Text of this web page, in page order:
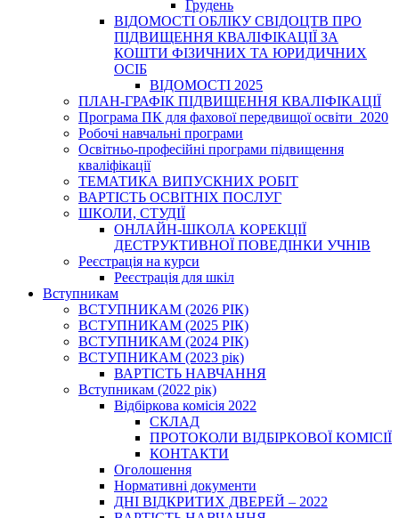
Грудень
ВІДОМОСТІ ОБЛІКУ СВІДОЦТВ ПРО
ПІДВИЩЕННЯ КВАЛІФІКАЦІЇ ЗА
КОШТИ ФІЗИЧНИХ ТА ЮРИДИЧНИХ
ОСІБ
ВІДОМОСТІ 2025
ПЛАН-ГРАФІК ПІДВИЩЕННЯ КВАЛІФІКАЦІЇ
Програма ПК для фахової передвищої освіти_2020
Робочі навчальні програми
Освітньо-професійні програми підвищення
кваліфікації
ТЕМАТИКА ВИПУСКНИХ РОБІТ
ВАРТІСТЬ ОСВІТНІХ ПОСЛУГ
ШКОЛИ, СТУДІЇ
ОНЛАЙН-ШКОЛА КОРЕКЦІЇ
ДЕСТРУКТИВНОЇ ПОВЕДІНКИ УЧНІВ
Реєстрація на курси
Реєстрація для шкіл
Вступникам
ВСТУПНИКАМ (2026 РІК)
ВСТУПНИКАМ (2025 РІК)
ВСТУПНИКАМ (2024 РІК)
ВСТУПНИКАМ (2023 рік)
ВАРТІСТЬ НАВЧАННЯ
Вступникам (2022 рік)
Відбіркова комісія 2022
СКЛАД
ПРОТОКОЛИ ВІДБІРКОВОЇ КОМІСІЇ
КОНТАКТИ
Оголошення
Нормативні документи
ДНІ ВІДКРИТИХ ДВЕРЕЙ – 2022